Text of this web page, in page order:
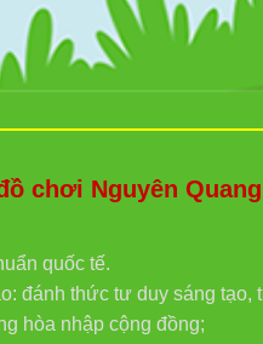
chơi Nguyên
quốc tế.
đánh thức tư duy sáng
hòa nhập cộng đồng;